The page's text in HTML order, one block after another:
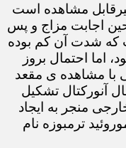
مشاهده است
حین اجابت مزاج و پس
که شدت آن کم بوده
اما احتمال بروز
با مشاهده ی مقعد
آنورکتال تشکیل
منجر به ایجاد
ترمبوزه نام